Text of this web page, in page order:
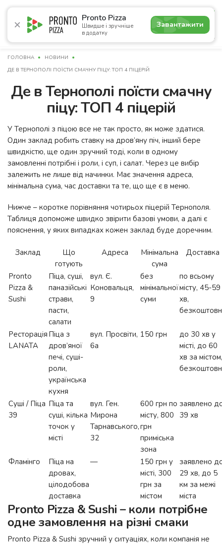
Pronto Pizza
Швидше і зручніше
в додатку
Завантажити
5.0
Акції Піца Суші Сети Бургери Комбо
ГОЛОВНА
НОВИНИ
ДЕ В ТЕРНОПОЛІ ПОЇСТИ СМАЧНУ ПІЦУ: ТОП 4 ПІЦЕРІЙ
Де в Тернополі поїсти смачну
піцу: ТОП 4 піцерій
У Тернополі з піцою все не так просто, як може здатися.
Один заклад робить ставку на дров’яну піч, інший бере
швидкістю, ще один зручний тоді, коли в одному
замовленні потрібні і роли, і суп, і салат. Через це вибір
залежить не лише від начинки. Має значення адреса,
мінімальна сума, час доставки та те, що ще є в меню.
Нижче – коротке порівняння чотирьох піцерій Тернополя.
Таблиця допоможе швидко звірити базові умови, а далі є
пояснення, у яких випадках кожен заклад буде доречним.
Заклад
Що
готують
Адреса
Мінімальна
сума
Доставка
Pronto
Pizza &
Sushi
Піца, суші,
паназійські
страви,
пасти,
салати
вул. Є.
Коновальця,
9
без
мінімальної
суми
по всьому
місту, 45-59
хв,
Ресторація
LANATA
Піца з
дров’яної
печі, суші-
роли,
українська
кухня
вул. Просвіти,
6а
150 грн
до 30 хв у
місті, до 60
хв за містом,
Суші / Піца
39
Піца та
суші, кілька
точок у
місті
вул. Ген.
Мирона
Тарнавського,
32
600 грн по
місту, 800
грн
приміська
зона
заявлено
39 хв
Фламінго
Піца на
дровах,
цілодобова
доставка
—
150 грн у
місті, 300
грн за
містом
заявлено
29 хв, до 5
км за межі
міста
Pronto Pizza & Sushi – коли потрібне
одне замовлення на різні смаки
Pronto Pizza & Sushi зручний у ситуаціях, коли компанія не